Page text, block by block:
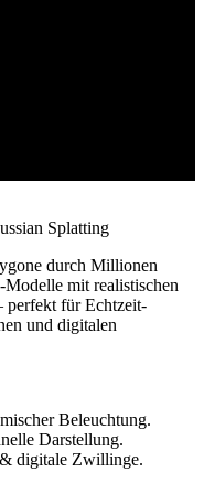
Splatting
durch Millionen
mit realistischen
perfekt für Echtzeit-
und digitalen
Beleuchtung.
Darstellung.
digitale Zwillinge.